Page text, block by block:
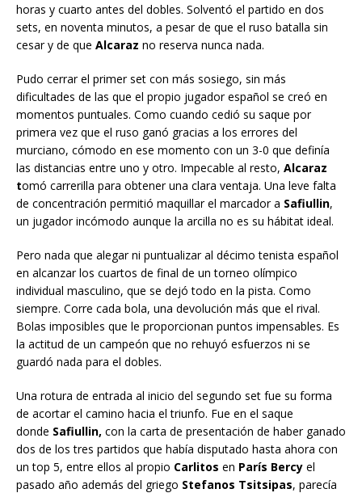
horas y cuarto antes del dobles. Solventó el partido en dos
sets, en noventa minutos, a pesar de que el ruso batalla sin
cesar y de que Alcaraz no reserva nunca nada.
Pudo cerrar el primer set con más sosiego, sin más
dificultades de las que el propio jugador español se creó en
momentos puntuales. Como cuando cedió su saque por
primera vez que el ruso ganó gracias a los errores del
murciano, cómodo en ese momento con un 3-0 que definía
las distancias entre uno y otro. Impecable al resto, Alcaraz
tomó carrerilla para obtener una clara ventaja. Una leve falta
de concentración permitió maquillar el marcador a Safiullin,
un jugador incómodo aunque la arcilla no es su hábitat ideal.
Pero nada que alegar ni puntualizar al décimo tenista español
en alcanzar los cuartos de final de un torneo olímpico
individual masculino, que se dejó todo en la pista. Como
siempre. Corre cada bola, una devolución más que el rival.
Bolas imposibles que le proporcionan puntos impensables. Es
la actitud de un campeón que no rehuyó esfuerzos ni se
guardó nada para el dobles.
Una rotura de entrada al inicio del segundo set fue su forma
de acortar el camino hacia el triunfo. Fue en el saque
donde Safiullin, con la carta de presentación de haber ganado
dos de los tres partidos que había disputado hasta ahora con
un top 5, entre ellos al propio Carlitos en París Bercy el
pasado año además del griego Stefanos Tsitsipas, parecía